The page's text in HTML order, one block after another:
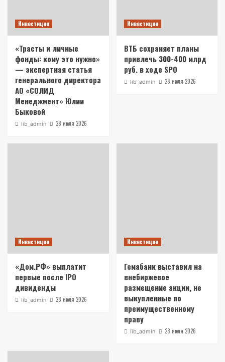
Инвестиции
«Трасты и личные
фонды: кому это нужно»
— экспертная статья
генерального директора
АО «СОЛИД
Менеджмент» Юлии
Быковой
lib_admin 28 июля 2026
Инвестиции
ВТБ сохраняет планы
привлечь 300-400 млрд
руб. в ходе SPO
lib_admin 28 июля 2026
Инвестиции
«Дом.РФ» выплатит
первые после IPO
дивиденды
lib_admin 28 июля 2026
Инвестиции
Гемабанк выставил на
внебиржевое
размещение акции, не
выкупленные по
преимущественному
праву
lib_admin 28 июля 2026